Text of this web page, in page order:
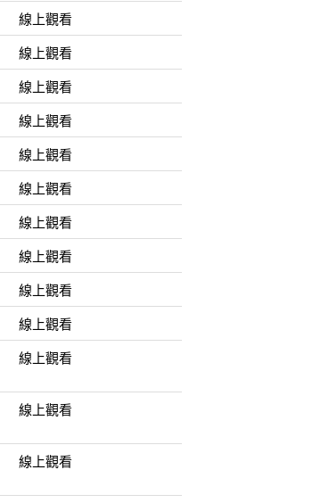
線上觀看
線上觀看
線上觀看
線上觀看
線上觀看
線上觀看
線上觀看
線上觀看
線上觀看
線上觀看
線上觀看
線上觀看
線上觀看